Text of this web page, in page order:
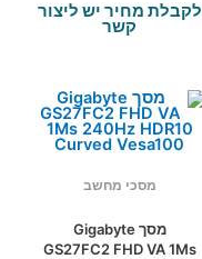
לקבלת מחיר יש ליצור
קשר
מסכי מחשב
מסך Gigabyte
GS27FC2 FHD VA 1Ms